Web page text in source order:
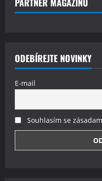
ODEBÍREJTE NOVINKY
E-mail
Souhlasím se